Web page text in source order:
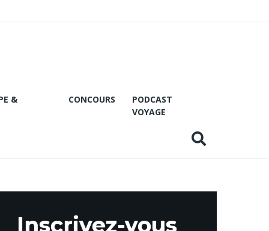
&
CONCOURS
PODCAST
VOYAGE
Inscrivez-vous